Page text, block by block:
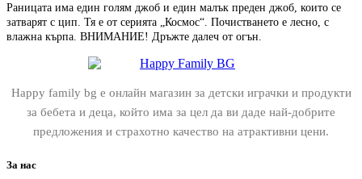
Раницата има един голям джоб и един малък преден джоб, които се
затварят с цип. Тя е от серията „Космос“. Почистването е лесно, с
влажна кърпа. ВНИМАНИЕ! Дръжте далеч от огън.
Happy family bg е онлайн магазин за детски играчки и продукти
за бебета и деца, който има за цел да ви даде най-добрите
предложения и страхотно качество на атрактивни цени.
За нас